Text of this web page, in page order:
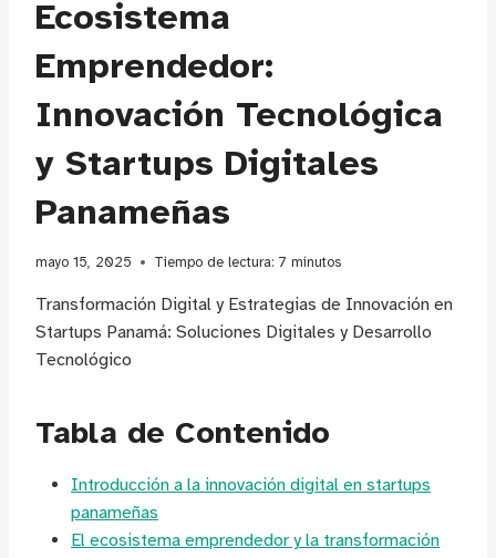
Ecosistema
Emprendedor:
Innovación Tecnológica
y Startups Digitales
Panameñas
mayo 15, 2025 Tiempo de lectura: 7 minutos
Transformación Digital y Estrategias de Innovación en
Startups Panamá: Soluciones Digitales y Desarrollo
Tecnológico
Tabla de Contenido
Introducción a la innovación digital en startups
panameñas
El ecosistema emprendedor y la transformación